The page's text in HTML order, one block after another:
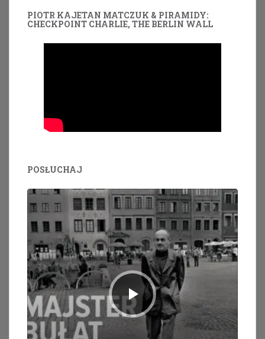
PIOTR KAJETAN MATCZUK & PIRAMIDY:
CHECKPOINT CHARLIE, THE BERLIN WALL
POSŁUCHAJ
Odtwarzacz
dźwiękowych